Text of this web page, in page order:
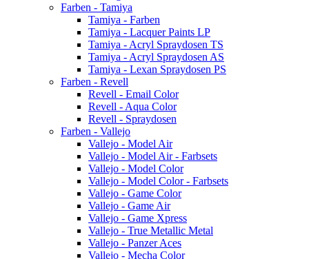
Farben - Tamiya
Tamiya - Farben
Tamiya - Lacquer Paints LP
Tamiya - Acryl Spraydosen TS
Tamiya - Acryl Spraydosen AS
Tamiya - Lexan Spraydosen PS
Farben - Revell
Revell - Email Color
Revell - Aqua Color
Revell - Spraydosen
Farben - Vallejo
Vallejo - Model Air
Vallejo - Model Air - Farbsets
Vallejo - Model Color
Vallejo - Model Color - Farbsets
Vallejo - Game Color
Vallejo - Game Air
Vallejo - Game Xpress
Vallejo - True Metallic Metal
Vallejo - Panzer Aces
Vallejo - Mecha Color